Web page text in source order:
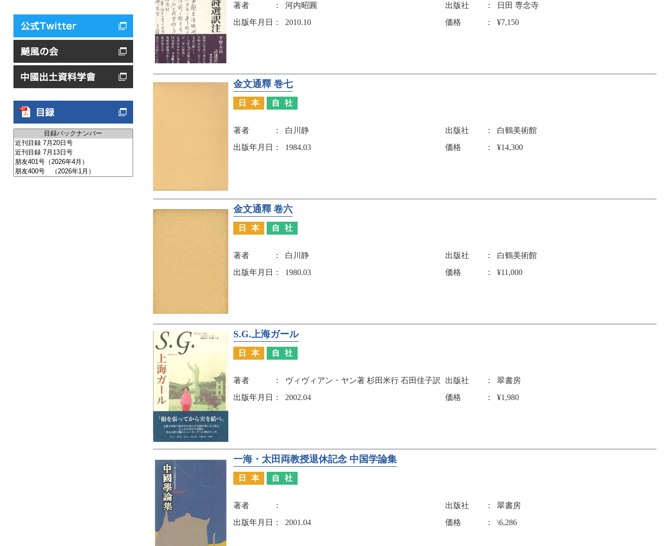
著者 河内昭圓 出版社
日田 専念寺
出版年月日
2010.10 価格 ¥7,150
金文通釋 巻七
日本 自社
著者 白川静 出版社
白鶴美術館
出版年月日
1984.03 価格 ¥14,300
金文通釋 卷六
日本 自社
著者 白川静 出版社
白鶴美術館
出版年月日
1980.03 価格 ¥11,000
S.G.上海ガール
日本 自社
著者 ヴィヴィアン・ヤン著 杉田米行 石田佳子訳 出版社
翠書房
出版年月日
2002.04 価格 ¥1,980
一海・太田両教授退休記念 中国学論集
日本 自社
著者 出版社
翠書房
出版年月日
2001.04 価格 \6,286